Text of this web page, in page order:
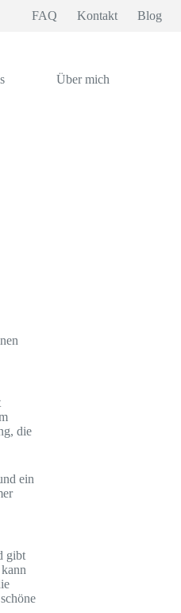
FAQ Kontakt Blog
Über mich
die
ein
gibt